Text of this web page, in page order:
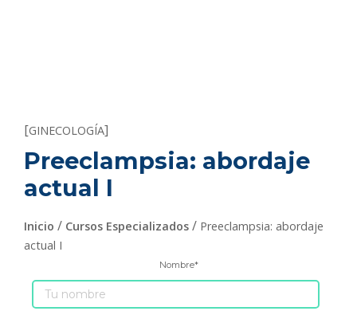
[GINECOLOGÍA]
Preeclampsia: abordaje
actual I
Inicio / Cursos Especializados / Preeclampsia: abordaje
actual I
Nombre*